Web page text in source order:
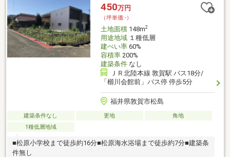
450万円
（坪単価:-）
土地面積148m2
用途地域１種低層
建ぺい率60%
容積率200%
建築条件なし
ＪＲ北陸本線 敦賀駅 バス18分/
「櫛川会館前」バス停 停歩5分
福井県敦賀市松島
建築条件なし 更地
角地
1種低層地域
■松原小学校まで徒歩約16分■松原海水浴場まで徒歩約7分■建築条
件無し